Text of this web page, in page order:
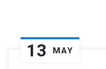
13 MAY